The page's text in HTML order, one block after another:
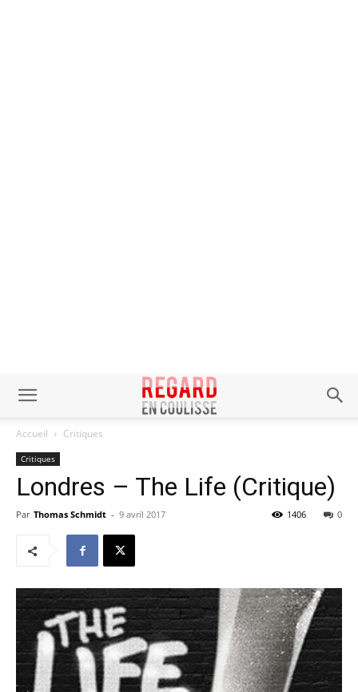
Accueil Critiques
Critiques
Londres – The Life (Critique)
Par Thomas Schmidt - 9 avril 2017 0
1406